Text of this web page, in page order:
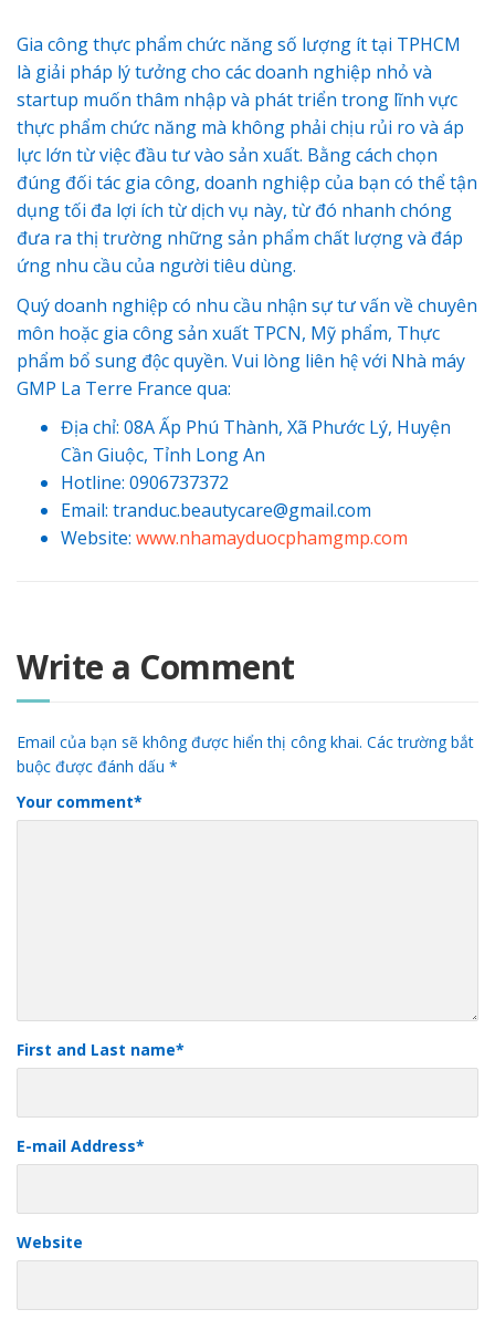
Gia công thực phẩm chức năng số lượng ít tại TPHCM
là giải pháp lý tưởng cho các doanh nghiệp nhỏ và
startup muốn thâm nhập và phát triển trong lĩnh vực
thực phẩm chức năng mà không phải chịu rủi ro và áp
lực lớn từ việc đầu tư vào sản xuất. Bằng cách chọn
đúng đối tác gia công, doanh nghiệp của bạn có thể tận
dụng tối đa lợi ích từ dịch vụ này, từ đó nhanh chóng
đưa ra thị trường những sản phẩm chất lượng và đáp
ứng nhu cầu của người tiêu dùng.
Quý doanh nghiệp có nhu cầu nhận sự tư vấn về chuyên
môn hoặc gia công sản xuất TPCN, Mỹ phẩm, Thực
phẩm bổ sung độc quyền. Vui lòng liên hệ với Nhà máy
GMP La Terre France qua:
Địa chỉ: 08A Ấp Phú Thành, Xã Phước Lý, Huyện
Cần Giuộc, Tỉnh Long An
Hotline: 0906737372
Email: tranduc.beautycare@gmail.com
Website: www.nhamayduocphamgmp.com
Write a Comment
Email của bạn sẽ không được hiển thị công khai. Các trường bắt
buộc được đánh dấu *
Your comment*
First and Last name*
E-mail Address*
Website